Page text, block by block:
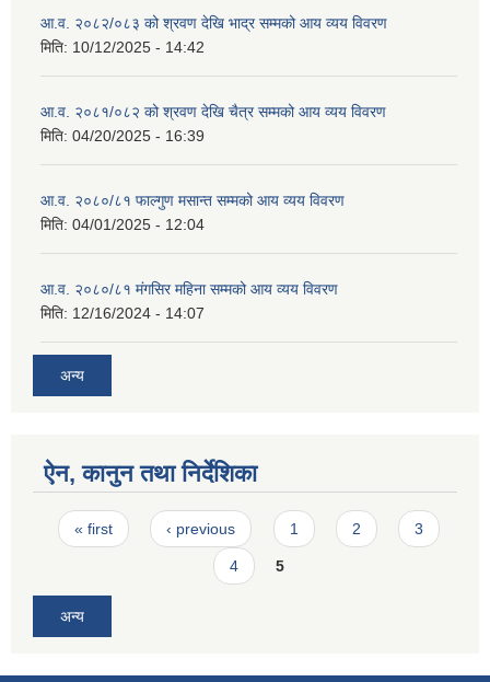
आ.व. २०८२/०८३ को श्रवण देखि भाद्र सम्मको आय व्यय विवरण
मिति: 10/12/2025 - 14:42
आ.व. २०८१/०८२ को श्रवण देखि चैत्र सम्मको आय व्यय विवरण
मिति: 04/20/2025 - 16:39
आ.व. २०८०/८१ फाल्गुण मसान्त सम्मको आय व्यय विवरण
मिति: 04/01/2025 - 12:04
आ.व. २०८०/८१ मंगसिर महिना सम्मको आय व्यय विवरण
मिति: 12/16/2024 - 14:07
अन्य
ऐन, कानुन तथा निर्देशिका
Pages
« first ‹ previous 1 2 3
4 5
अन्य